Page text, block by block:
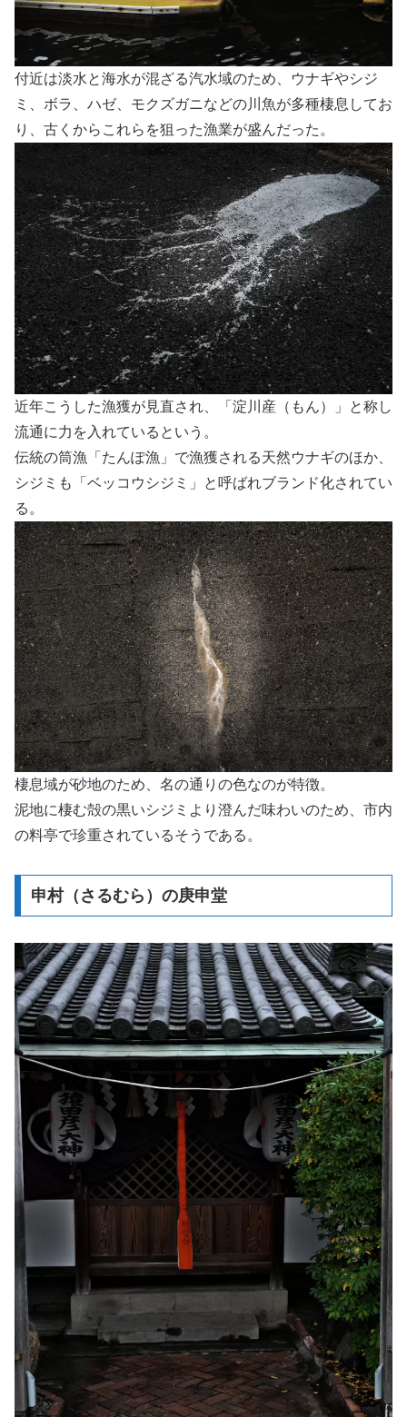
付近は淡水と海水が混ざる汽水域のため、ウナギやシジ
ミ、ボラ、ハゼ、モクズガニなどの川魚が多種棲息してお
り、古くからこれらを狙った漁業が盛んだった。
近年こうした漁獲が見直され、「淀川産（もん）」と称し
流通に力を入れているという。
伝統の筒漁「たんぽ漁」で漁獲される天然ウナギのほか、
シジミも「ベッコウシジミ」と呼ばれブランド化されてい
る。
棲息域が砂地のため、名の通りの色なのが特徴。
泥地に棲む殻の黒いシジミより澄んだ味わいのため、市内
の料亭で珍重されているそうである。
申村（さるむら）の庚申堂